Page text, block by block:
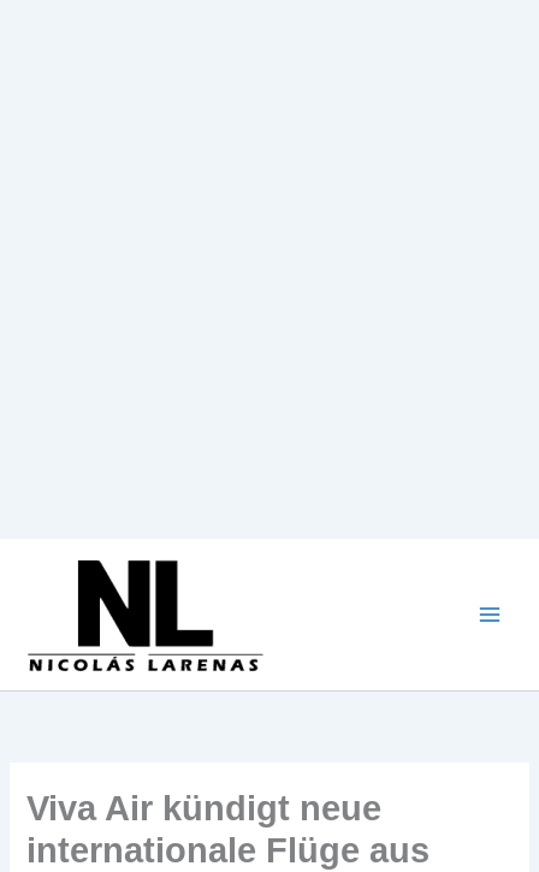
Viva Air kündigt neue
internationale Flüge aus